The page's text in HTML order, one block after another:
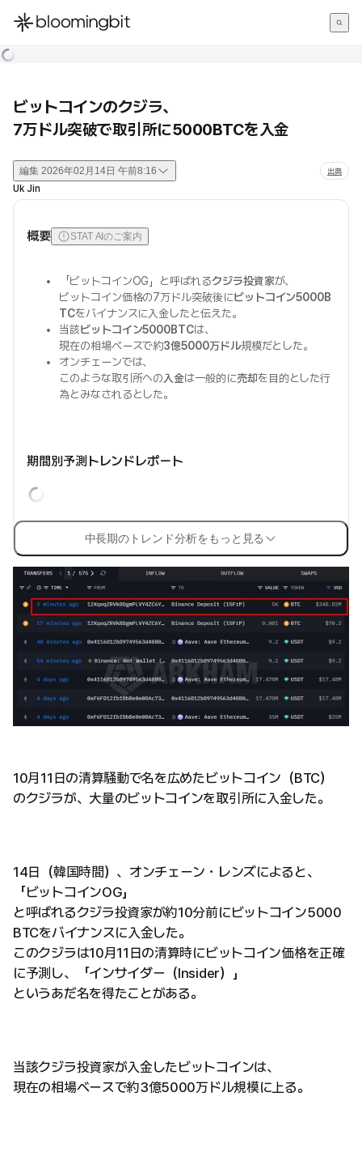
한국어
ビットコインのクジラ、
7万ドル突破で取引所に5000BTCを入金
編集 2026年02月14日 午前8:16 出典
Uk Jin
概要 STAT AIのご案内
「ビットコインOG」と呼ばれるクジラ投資家が、
ビットコイン価格の7万ドル突破後にビットコイン5000B
TCをバイナンスに入金したと伝えた。
当該ビットコイン5000BTCは、
現在の相場ベースで約3億5000万ドル規模だとした。
オンチェーンでは、
このような取引所への入金は一般的に売却を目的とした行
為とみなされるとした。
期間別予測トレンドレポート
中長期のトレンド分析をもっと見る
10月11日の清算騒動で名を広めたビットコイン（BTC）
のクジラが、大量のビットコインを取引所に入金した。
14日（韓国時間）、オンチェーン・レンズによると、
「ビットコインOG」
と呼ばれるクジラ投資家が約10分前にビットコイン5000
BTCをバイナンスに入金した。
このクジラは10月11日の清算時にビットコイン価格を正確
に予測し、「インサイダー（Insider）」
というあだ名を得たことがある。
当該クジラ投資家が入金したビットコインは、
現在の相場ベースで約3億5000万ドル規模に上る。